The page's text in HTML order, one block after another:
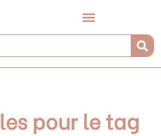
pour le tag